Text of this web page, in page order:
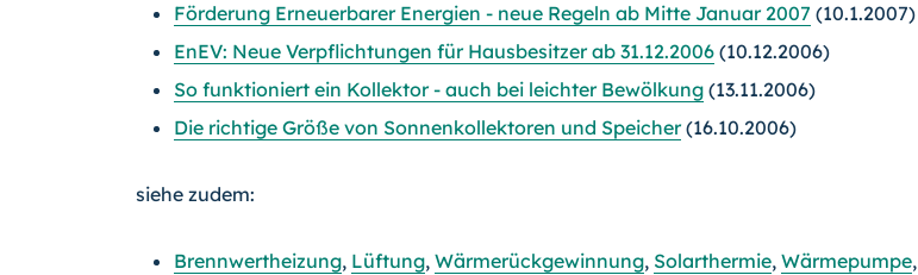
Förderung Erneuerbarer Energien - neue Regeln ab Mitte Januar 2007 (10.1.2007)
EnEV: Neue Verpflichtungen für Hausbesitzer ab 31.12.2006 (10.12.2006)
So funktioniert ein Kollektor - auch bei leichter Bewölkung (13.11.2006)
Die richtige Größe von Sonnenkollektoren und Speicher(16.10.2006)
siehe zudem:
Brennwertheizung, Lüftung, Wärmerückgewinnung, Solarthermie, Wärmepumpe,